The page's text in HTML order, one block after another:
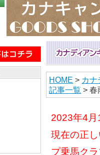
HOME > カ
記事一覧 > 春
2023年4月
現在の正
プ乗馬ク